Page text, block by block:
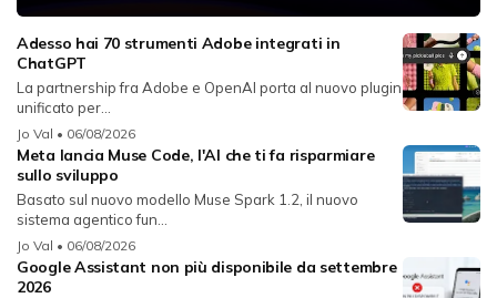
Adesso hai 70 strumenti Adobe integrati in
ChatGPT
La partnership fra Adobe e OpenAI porta al nuovo plugin
unificato per...
Jo Val • 06/08/2026
Meta lancia Muse Code, l'AI che ti fa risparmiare
sullo sviluppo
Basato sul nuovo modello Muse Spark 1.2, il nuovo
sistema agentico fun...
Jo Val • 06/08/2026
Google Assistant non più disponibile da settembre
2026